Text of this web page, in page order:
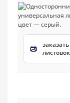
листовок